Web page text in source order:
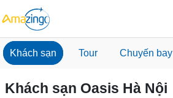
Khách sạn Tour Chuyến bay
Khách sạn Oasis Hà Nội